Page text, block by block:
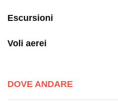
Escursioni
Voli aerei
DOVE ANDARE